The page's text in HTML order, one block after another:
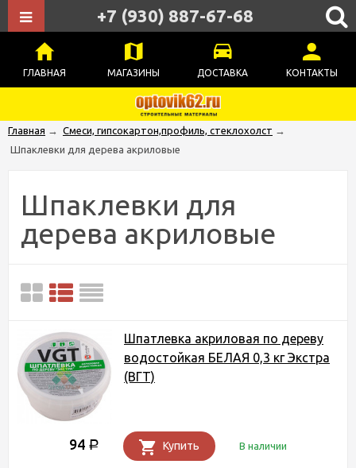
ГЛАВНАЯ МАГАЗИНЫ ДОСТАВКА КОНТАКТЫ
+7 (930) 887-67-68
Главная → Смеси, гипсокартон,профиль, стеклохолст →
Шпаклевки для дерева акриловые
Шпаклевки для
дерева акриловые
Шпатлевка акриловая по дереву
водостойкая БЕЛАЯ 0,3 кг Экстра
(ВГТ)
94 Р Купить В наличии